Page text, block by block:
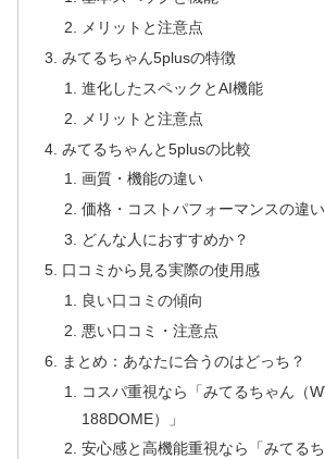
メリットと注意点
みてるちゃん5plusの特徴
進化したスペックとAI機能
メリットと注意点
みてるちゃんと5plusの比較
画質・機能の違い
価格・コストパフォーマンスの違い
どんな人におすすめか？
口コミから見る実際の使用感
良い口コミの傾向
悪い口コミ・注意点
まとめ：あなたに合うのはどっち？
コスパ重視なら「みてるちゃん（
188DOME）」
安心感と高機能重視なら「みてるち